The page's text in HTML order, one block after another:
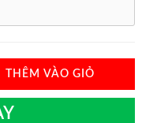
THÊM VÀO GIỎ